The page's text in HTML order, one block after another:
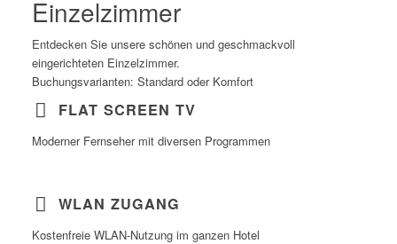
Einzelzimmer
Entdecken Sie unsere schönen und geschmackvoll
eingerichteten Einzelzimmer.
Buchungsvarianten: Standard oder Komfort
FLAT SCREEN TV
Moderner Fernseher mit diversen Programmen
WLAN ZUGANG
Kostenfreie WLAN-Nutzung im ganzen Hotel